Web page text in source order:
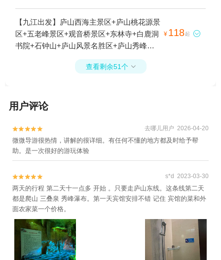
汤温泉+鄱阳湖候鸟保护区+醉石温泉+谷帘
泉+三叠泉+宋美龄别墅+九叠屏+香炉峰+东
林大佛2日游
【九江出发】庐山西海主景区+庐山桃花源景
区+五老峰景区+观音桥景区+东林寺+白鹿洞
书院+石钟山+庐山风景名胜区+庐山秀峰景
区+鄱阳湖候鸟保护区+秀峰瀑布+谷帘泉+宋
美龄别墅+鄱阳湖吴城候鸟小镇+天下第六泉
¥ 118起 
查看剩余51个 
用户评论

 去哪儿用户 2026-04-20
微微导游很热情，讲解的很详细。有任何不懂的地方都及时给予帮
助。是一次很好的游玩体验

 s*d 2023-03-30
两天的行程 第二天十一点多 开始 。只要走庐山东线。这条线第二天
都是爬山 三叠泉 秀峰瀑布。第一天宾馆安排不错 记住 宾馆的菜和外
面农家菜一个价格。